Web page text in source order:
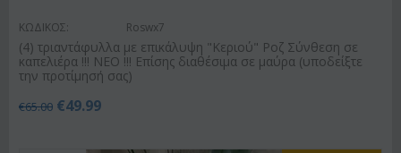
ΚΩΔΙΚΟΣ: Roswx7
(4) τριαντάφυλλα με επικάλυψη "Κεριού" Ροζ Σύνθεση σε
καπελιέρα !!! ΝΕΟ !!! Επίσης διαθέσιμα σε μαύρα (υποδείξτε
την προτίμησή σας)
€65.00 €49.99